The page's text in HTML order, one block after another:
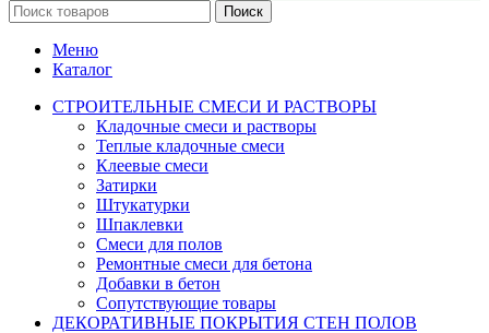
Поиск
Меню
Каталог
СТРОИТЕЛЬНЫЕ СМЕСИ И РАСТВОРЫ
Кладочные смеси и растворы
Теплые кладочные смеси
Клеевые смеси
Затирки
Штукатурки
Шпаклевки
Смеси для полов
Ремонтные смеси для бетона
Добавки в бетон
Сопутствующие товары
ДЕКОРАТИВНЫЕ ПОКРЫТИЯ СТЕН ПОЛОВ